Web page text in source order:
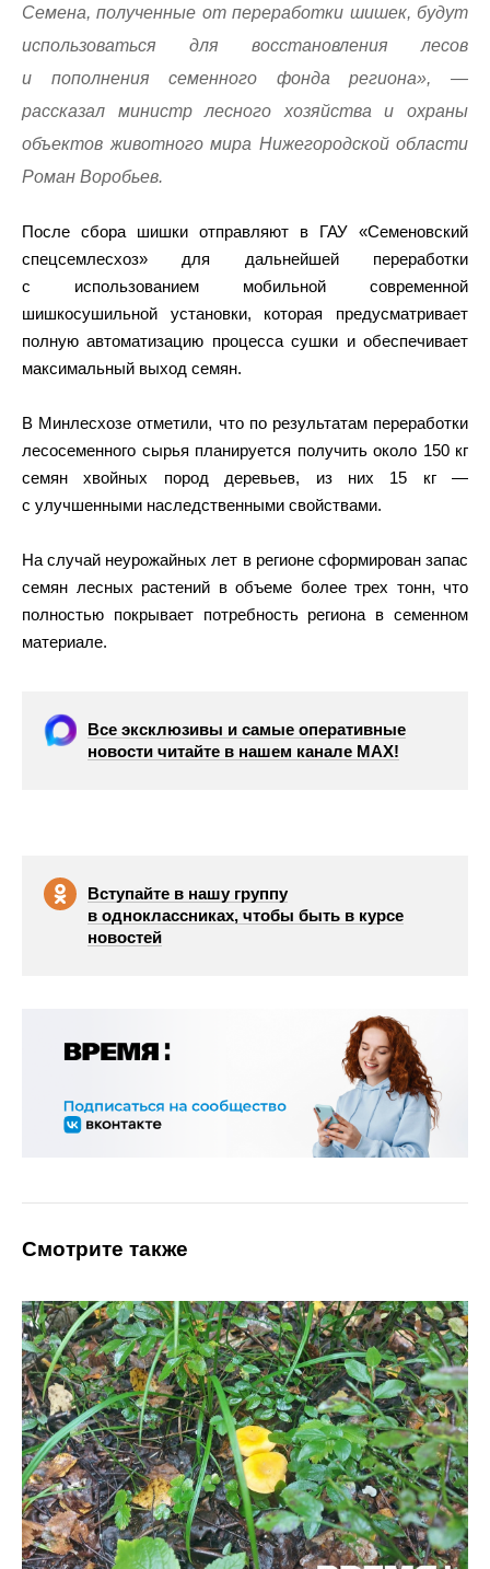
Семена, полученные от переработки шишек, будут
использоваться для восстановления лесов
и пополнения семенного фонда региона», —
рассказал министр лесного хозяйства и охраны
объектов животного мира Нижегородской области
Роман Воробьев.
После сбора шишки отправляют в ГАУ «Семеновский
спецсемлесхоз» для дальнейшей переработки
с использованием мобильной современной
шишкосушильной установки, которая предусматривает
полную автоматизацию процесса сушки и обеспечивает
максимальный выход семян.
В Минлесхозе отметили, что по результатам переработки
лесосеменного сырья планируется получить около 150 кг
семян хвойных пород деревьев, из них 15 кг —
с улучшенными наследственными свойствами.
На случай неурожайных лет в регионе сформирован запас
семян лесных растений в объеме более трех тонн, что
полностью покрывает потребность региона в семенном
материале.
Все эксклюзивы и самые оперативные
новости читайте в нашем канале МАХ!
Вступайте в нашу группу
в одноклассниках, чтобы быть в курсе
новостей
Смотрите также